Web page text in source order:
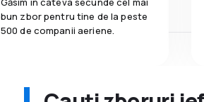
bun zbor pentru tine de la peste
500 de companii aeriene.